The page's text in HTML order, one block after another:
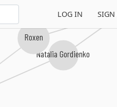
LOG IN SIGN
Natalia Gordienko
Roxen